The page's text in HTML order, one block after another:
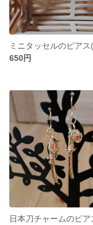
650円